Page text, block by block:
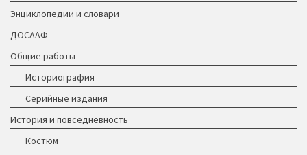
Энциклопедии и словари
ДОСААФ
Общие работы
Историография
Серийные издания
История и повседневность
Костюм